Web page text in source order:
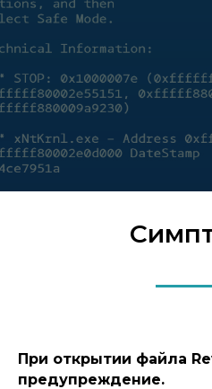
При открытии файла
предупреждение.